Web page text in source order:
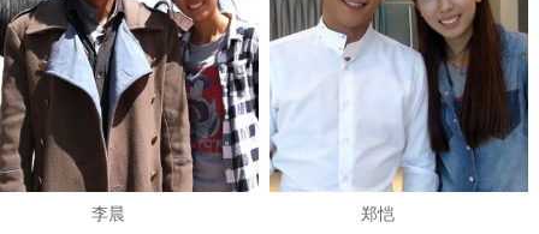
李晨 郑恺